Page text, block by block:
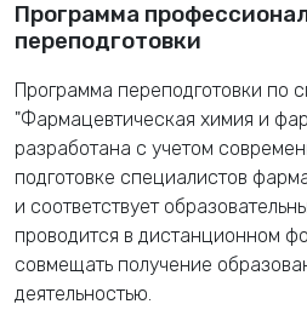
Программа
переподготовки
Программа переподготовки по
"Фармацевтическая химия и
разработана с учетом
подготовке специалистов
и соответствует
проводится в дистанционном
совмещать получение
деятельностью.